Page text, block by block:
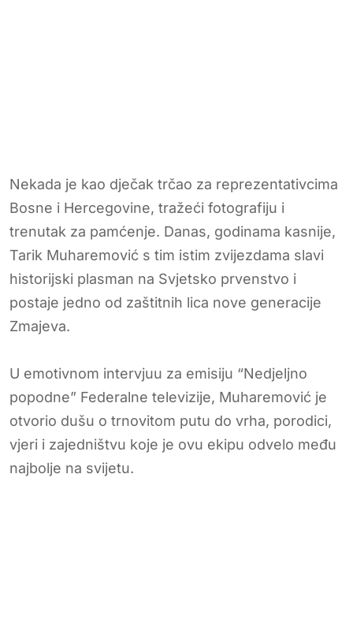
Nekada je kao dječak trčao za reprezentativcima
Bosne i Hercegovine, tražeći fotografiju i
trenutak za pamćenje. Danas, godinama kasnije,
Tarik Muharemović s tim istim zvijezdama slavi
historijski plasman na Svjetsko prvenstvo i
postaje jedno od zaštitnih lica nove generacije
Zmajeva.
U emotivnom intervjuu za emisiju “Nedjeljno
popodne” Federalne televizije, Muharemović je
otvorio dušu o trnovitom putu do vrha, porodici,
vjeri i zajedništvu koje je ovu ekipu odvelo među
najbolje na svijetu.